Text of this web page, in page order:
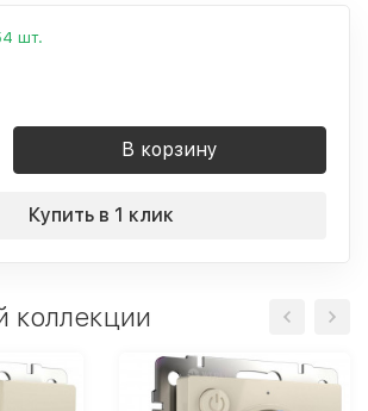
шт.
В корзину
Купить в 1 клик
коллекции